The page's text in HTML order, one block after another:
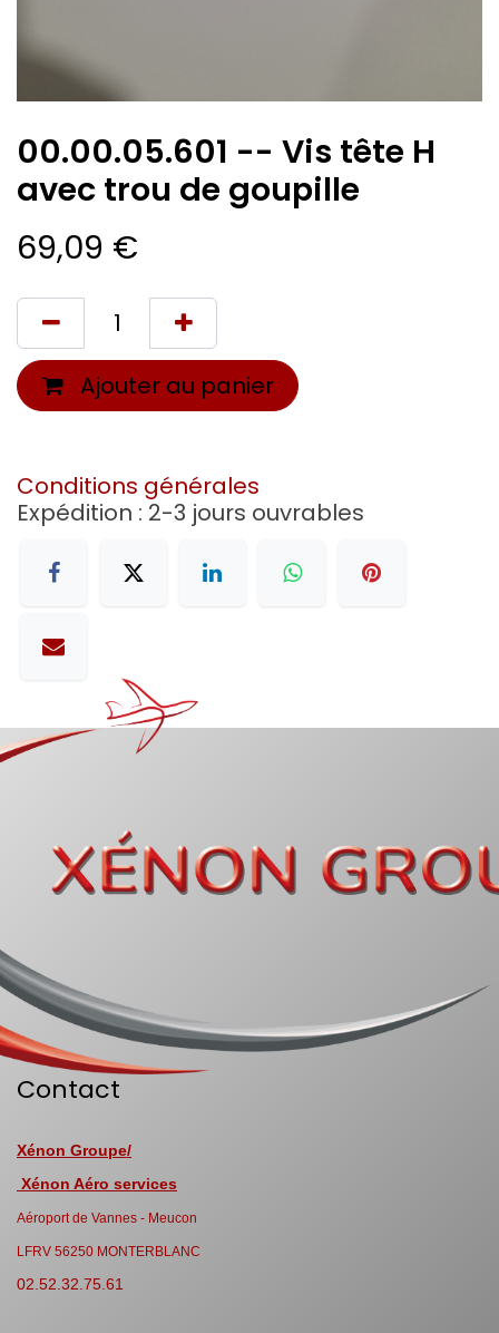
00.00.05.601 -- Vis tête H
avec trou de goupille
69,09 €
Ajouter au panier
Conditions générales
Expédition : 2-3 jours ouvrables
Contact
Xénon Groupe/
Xénon Aéro services
Aéroport de Vannes - Meucon
LFRV 56250 MONTERBLANC
02.52.32.75.61